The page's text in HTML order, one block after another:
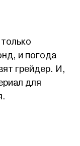
и погода
грейдер. И,
для